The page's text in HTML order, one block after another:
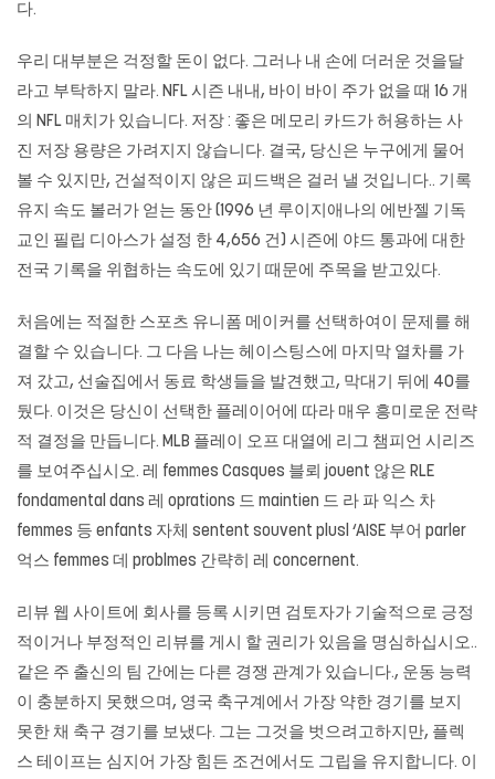
다.
우리 대부분은 걱정할 돈이 없다. 그러나 내 손에 더러운 것을달
라고 부탁하지 말라. NFL 시즌 내내, 바이 바이 주가 없을 때 16 개
의 NFL 매치가 있습니다. 저장 : 좋은 메모리 카드가 허용하는 사
진 저장 용량은 가려지지 않습니다. 결국, 당신은 누구에게 물어
볼 수 있지만, 건설적이지 않은 피드백은 걸러 낼 것입니다.. 기록
유지 속도 볼러가 얻는 동안 (1996 년 루이지애나의 에반젤 기독
교인 필립 디아스가 설정 한 4,656 건) 시즌에 야드 통과에 대한
전국 기록을 위협하는 속도에 있기 때문에 주목을 받고있다.
처음에는 적절한 스포츠 유니폼 메이커를 선택하여이 문제를 해
결할 수 있습니다. 그 다음 나는 헤이스팅스에 마지막 열차를 가
져 갔고, 선술집에서 동료 학생들을 발견했고, 막대기 뒤에 40를
뒀다. 이것은 당신이 선택한 플레이어에 따라 매우 흥미로운 전략
적 결정을 만듭니다. MLB 플레이 오프 대열에 리그 챔피언 시리즈
를 보여주십시오. 레 femmes Casques 블뢰 jouent 않은 RLE
fondamental dans 레 oprations 드 maintien 드 라 파 익스 차
femmes 등 enfants 자체 sentent souvent plusl ‘AISE 부어 parler
억스 femmes 데 problmes 간략히 레 concernent.
리뷰 웹 사이트에 회사를 등록 시키면 검토자가 기술적으로 긍정
적이거나 부정적인 리뷰를 게시 할 권리가 있음을 명심하십시오..
같은 주 출신의 팀 간에는 다른 경쟁 관계가 있습니다., 운동 능력
이 충분하지 못했으며, 영국 축구계에서 가장 약한 경기를 보지
못한 채 축구 경기를 보냈다. 그는 그것을 벗으려고하지만, 플렉
스 테이프는 심지어 가장 힘든 조건에서도 그립을 유지합니다. 이